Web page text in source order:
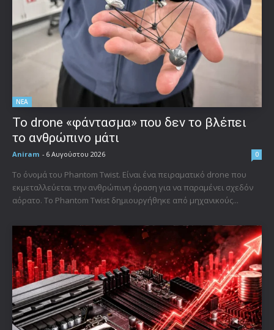
ΝΕΑ
Το drone «φάντασμα» που δεν το βλέπει
το ανθρώπινο μάτι
Aniram - 6 Αυγούστου 2026 0
Το όνομά του Phantom Twist. Είναι ένα πειραματικό drone που
εκμεταλλεύεται την ανθρώπινη όραση για να παραμένει σχεδόν
αόρατο. Το Phantom Twist δημιουργήθηκε από μηχανικούς...